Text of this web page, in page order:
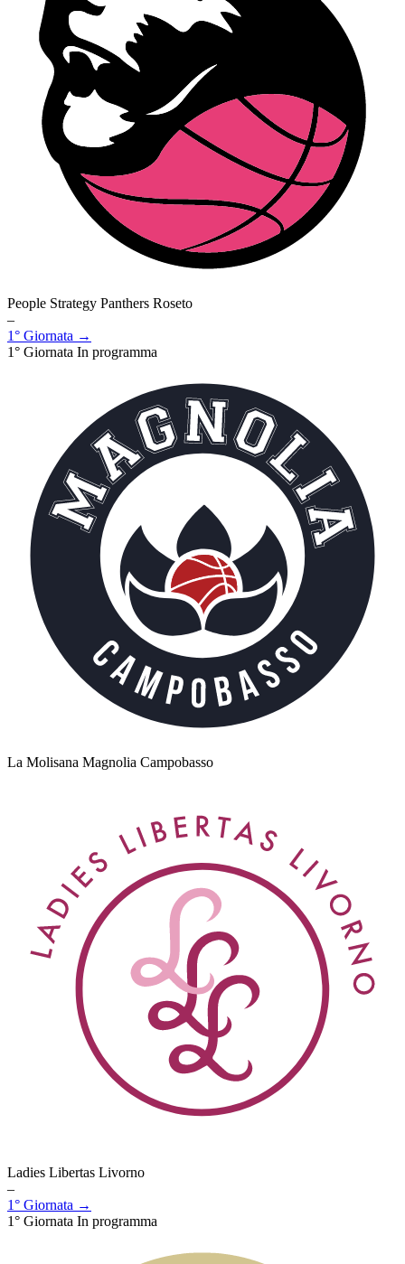
People Strategy Panthers Roseto
–
1° Giornata →
1° Giornata In programma
La Molisana Magnolia Campobasso
Ladies Libertas Livorno
–
1° Giornata →
1° Giornata In programma